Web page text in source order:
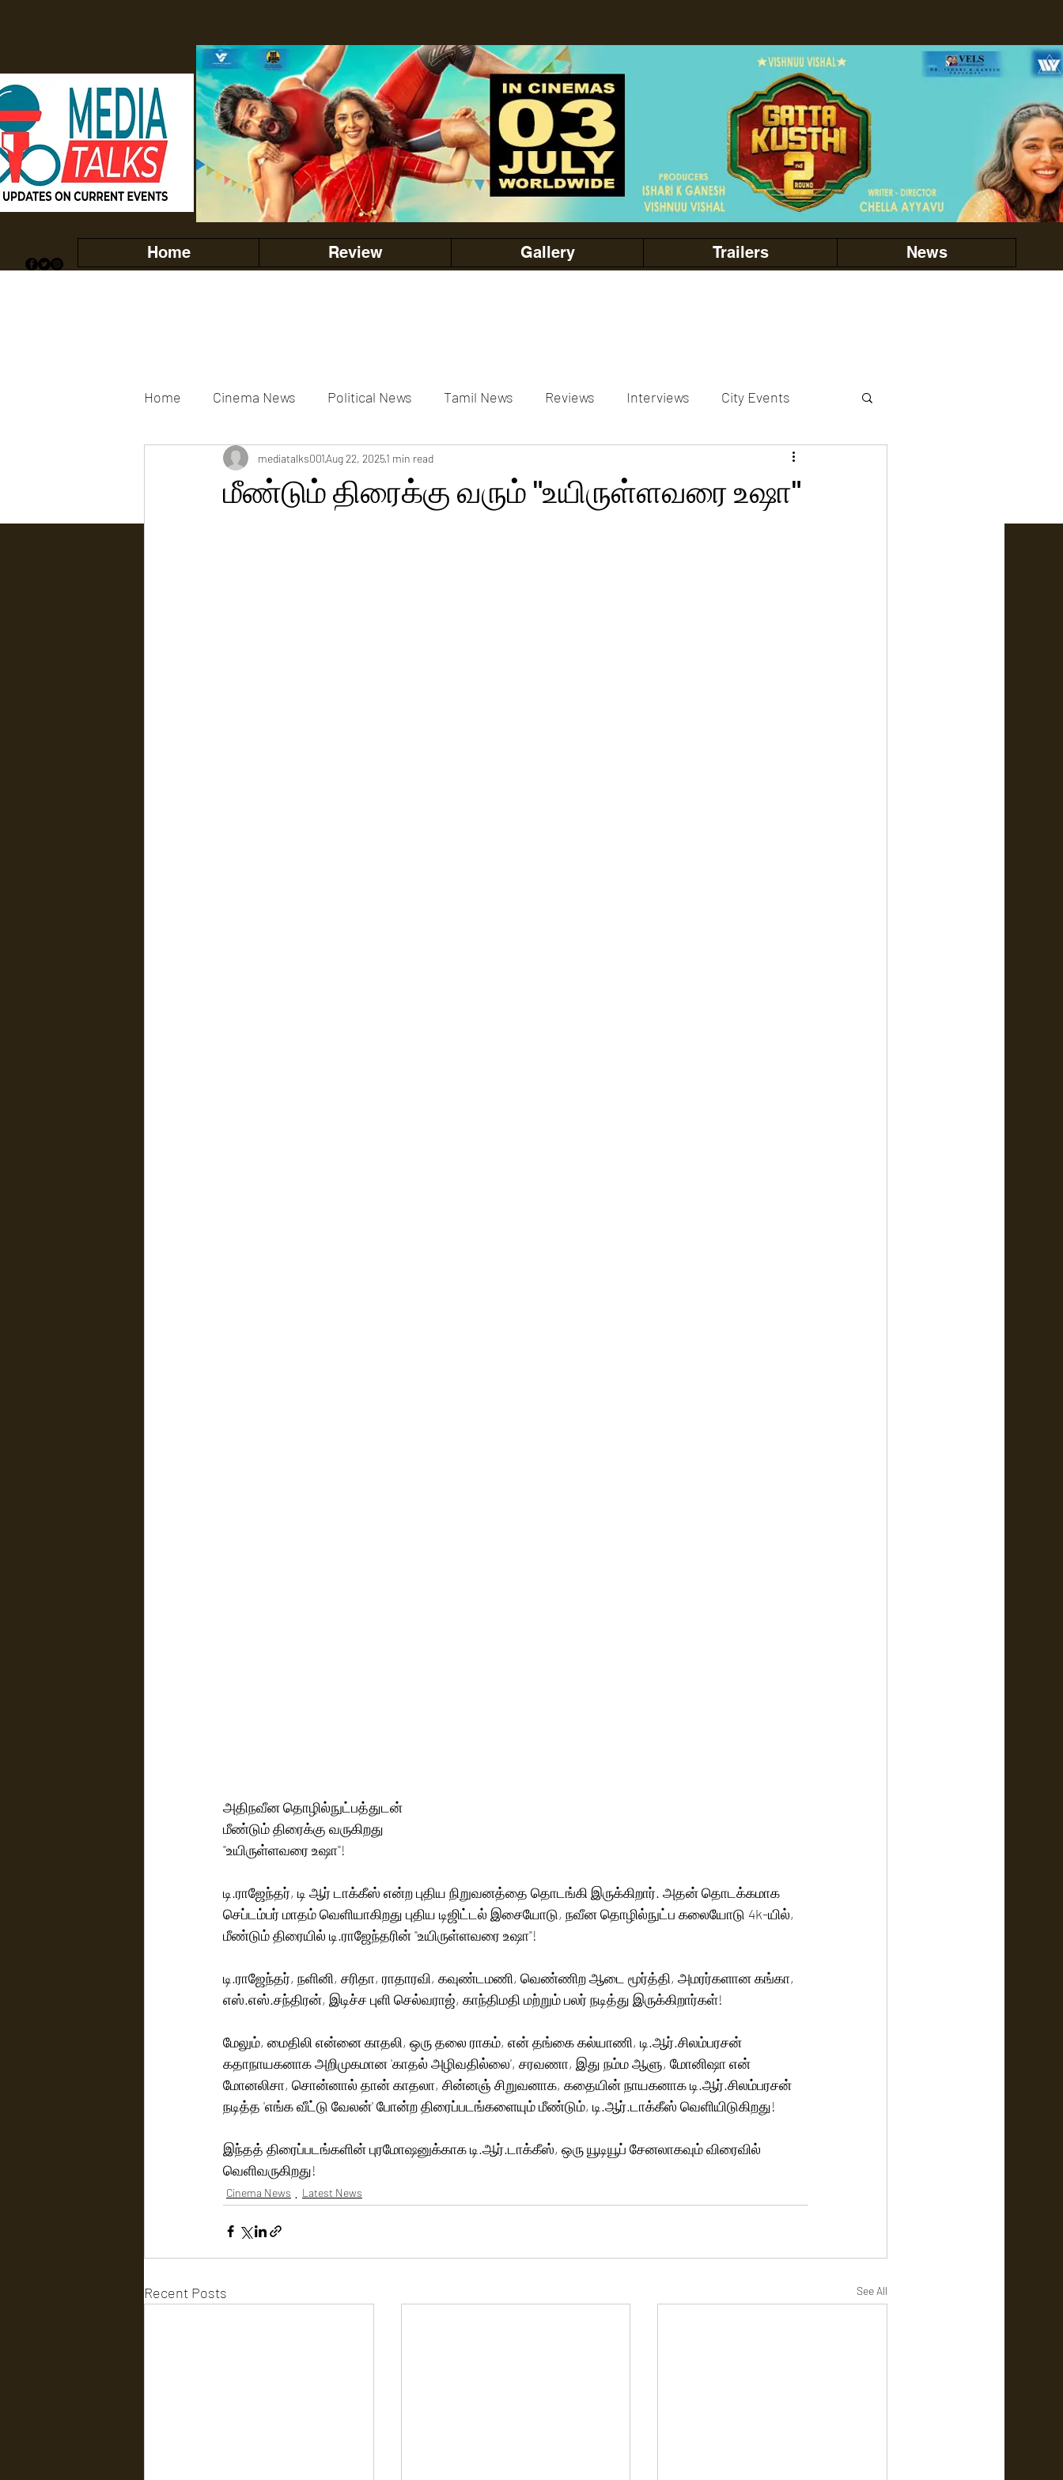
Home Review Gallery Trailers News
Home Cinema News Political News Tamil News Reviews Interviews City Events
Movies Gallery Actress Gallery Events Gallery actors gallery
மீண்டும் திரைக்கு வரும் "உயிருள்ளவரை உஷா"
mediatalks001Aug 22, 20251 min read
அதிநவீன தொழில்நுட்பத்துடன்
மீண்டும் திரைக்கு வருகிறது
"உயிருள்ளவரை உஷா"!
டி.ராஜேந்தர், டி ஆர் டாக்கீஸ் என்ற புதிய நிறுவனத்தை தொடங்கி இருக்கிறார். அதன் தொடக்கமாக
செப்டம்பர் மாதம் வெளியாகிறது புதிய டிஜிட்டல் இசையோடு, நவீன தொழில்நுட்ப கலையோடு 4k-யில்,
மீண்டும் திரையில் டி.ராஜேந்தரின் "உயிருள்ளவரை உஷா"!
டி.ராஜேந்தர், நளினி, சரிதா, ராதாரவி, கவுண்டமணி, வெண்ணிற ஆடை மூர்த்தி, அமரர்களான கங்கா,
எஸ்.எஸ்.சந்திரன், இடிச்ச புளி செல்வராஜ், காந்திமதி மற்றும் பலர் நடித்து இருக்கிறார்கள்!
மேலும், மைதிலி என்னை காதலி, ஒரு தலை ராகம், என் தங்கை கல்யாணி, டி.ஆர்.சிலம்பரசன்
கதாநாயகனாக அறிமுகமான 'காதல் அழிவதில்லை', சரவணா, இது நம்ம ஆளு, மோனிஷா என்
மோனலிசா, சொன்னால் தான் காதலா, சின்னஞ் சிறுவனாக, கதையின் நாயகனாக டி.ஆர்.சிலம்பரசன்
நடித்த 'எங்க வீட்டு வேலன்' போன்ற திரைப்படங்களையும் மீண்டும், டி.ஆர்.டாக்கீஸ் வெளியிடுகிறது!
இந்தத் திரைப்படங்களின் புரமோஷனுக்காக டி.ஆர்.டாக்கீஸ், ஒரு யூடியூப் சேனலாகவும் விரைவில்
வெளிவருகிறது!
Cinema News Latest News
Recent Posts See All